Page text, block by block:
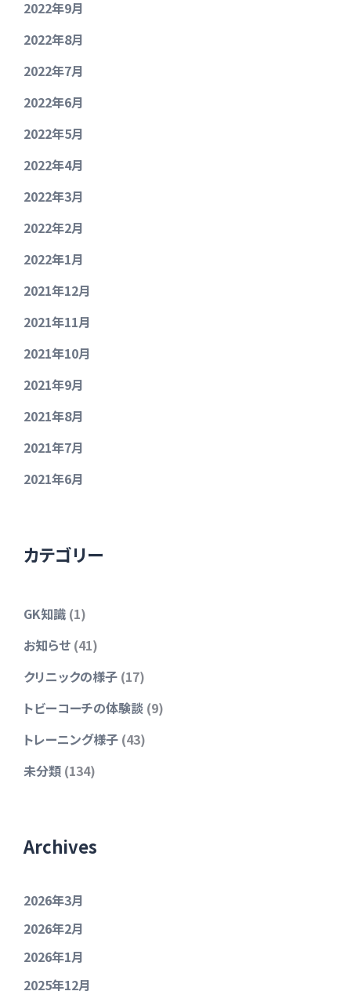
2022年9月
2022年8月
2022年7月
2022年6月
2022年5月
2022年4月
2022年3月
2022年2月
2022年1月
2021年12月
2021年11月
2021年10月
2021年9月
2021年8月
2021年7月
2021年6月
カテゴリー
GK知識 (1)
お知らせ (41)
クリニックの様子 (17)
トビーコーチの体験談 (9)
トレーニング様子 (43)
未分類 (134)
Archives
2026年3月
2026年2月
2026年1月
2025年12月